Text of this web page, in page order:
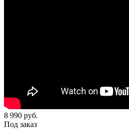
8 990 руб.
Под заказ